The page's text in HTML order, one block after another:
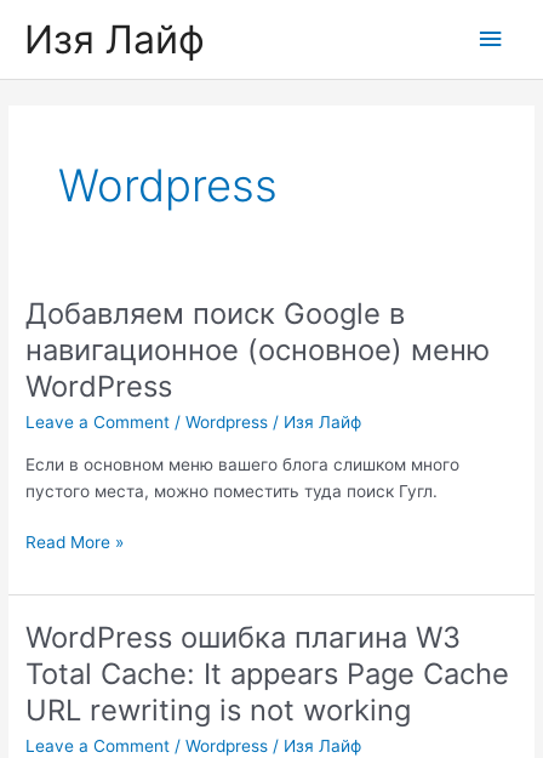
Изя Лайф
Main
Wordpress
Добавляем поиск Google в
навигационное (основное) меню
WordPress
Leave a Comment /Wordpress / Изя Лайф
Если в основном меню вашего блога слишком много
пустого места, можно поместить туда поиск Гугл.
Добавляем
Google
в
навигационное
(основное)
меню
WordPress
Read More »
WordPress ошибка плагина W3
Total Cache: It appears Page Cache
URL rewriting is not working
Leave a Comment /Wordpress / Изя Лайф